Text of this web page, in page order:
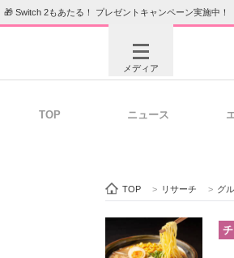
🎁 Switch 2もあたる！ プレゼントキャンペーン実施中！
メディア
ビジネスと働き方の
TOP ニュース
TOP > リサーチ > グ